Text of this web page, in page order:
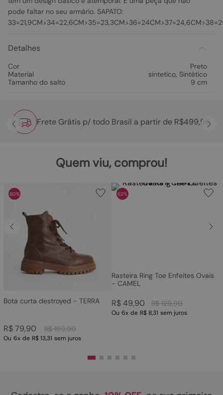
pode faltar no seu armário. SAPATO:
Detalhes
Cor
Preto
Material
sintetico, Sintético
Tamanho do salto
9 cm
Frete Grátis p/ todo Brasil a partir de R$499,90
Quem viu, comprou!
60%
Bota curta destroyed - TERRA
R$ 199,90
R$79,90
Ou 6x de R$ 13,31 sem juros
62%
Rasteira Ring Toe Enfeites Ovais
- CAMEL
R$ 129,90
R$49,90
Ou 6x de R$ 8,31 sem juros